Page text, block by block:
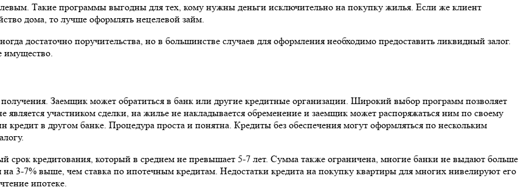
Такие программы выгодны для тех, кому нужны деньги исключительно на покупку жилья. Если же клиент
дома, то лучше оформлять нецелевой займ.
достаточно поручительства, но в большинстве случаев для оформления необходимо предоставить ликвидный залог.
Заемщик может обратиться в банк или другие кредитные организации. Широкий выбор программ позволяет
участником сделки, на жилье не накладывается обременение и заемщик может распоряжаться ним по своему
в другом банке. Процедура проста и понятна. Кредиты без обеспечения могут оформляться по нескольким
срок кредитования, который в среднем не превышает 5-7 лет. Сумма также ограничена, многие банки не выдают больше
3-7% выше, чем ставка по ипотечным кредитам. Недостатки кредита на покупку квартиры для многих нивелируют его
ипотеке.